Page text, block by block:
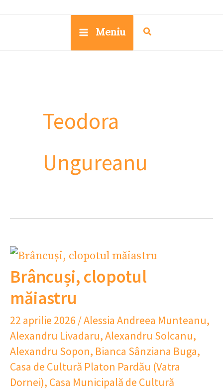
Meniu
Teodora
Ungureanu
Brâncuși, clopotul
măiastru
22 aprilie 2026 /Alessia Andreea Munteanu,
Alexandru Livadaru,Alexandru Solcanu,
Alexandru Sopon, Bianca Sânziana Buga,
Casa de Cultură Platon Pardău (Vatra
Dornei), Casa Municipală de Cultură